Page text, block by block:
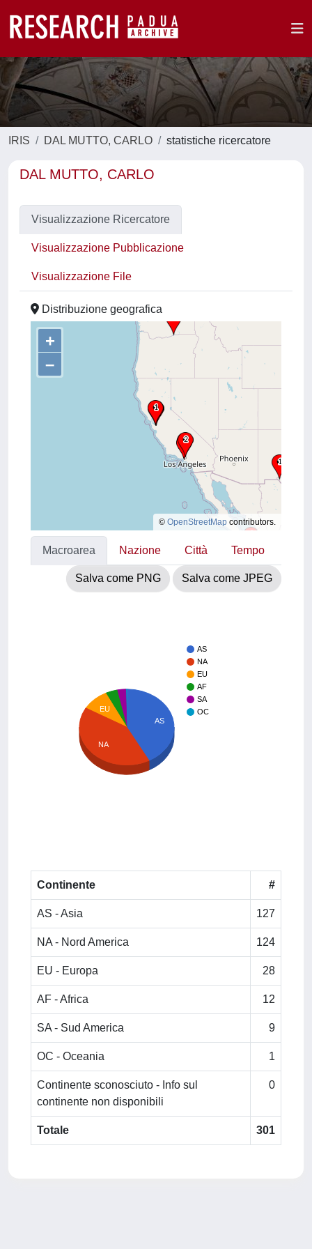
IRIS DAL MUTTO, CARLO statistiche ricercatore
DAL MUTTO, CARLO
Visualizzazione Ricercatore
Visualizzazione Pubblicazione
Visualizzazione File
Distribuzione geografica
+
–
© OpenStreetMap contributors.
Macroarea Nazione Città Tempo
Salva come PNG Salva come JPEG
AS
NA
EU
AF
SA
OC
AS
EU
NA
Continente #
AS - Asia 127
NA - Nord America 124
EU - Europa 28
AF - Africa 12
SA - Sud America 9
OC - Oceania 1
Continente sconosciuto - Info sul
continente non disponibili
0
Totale 301